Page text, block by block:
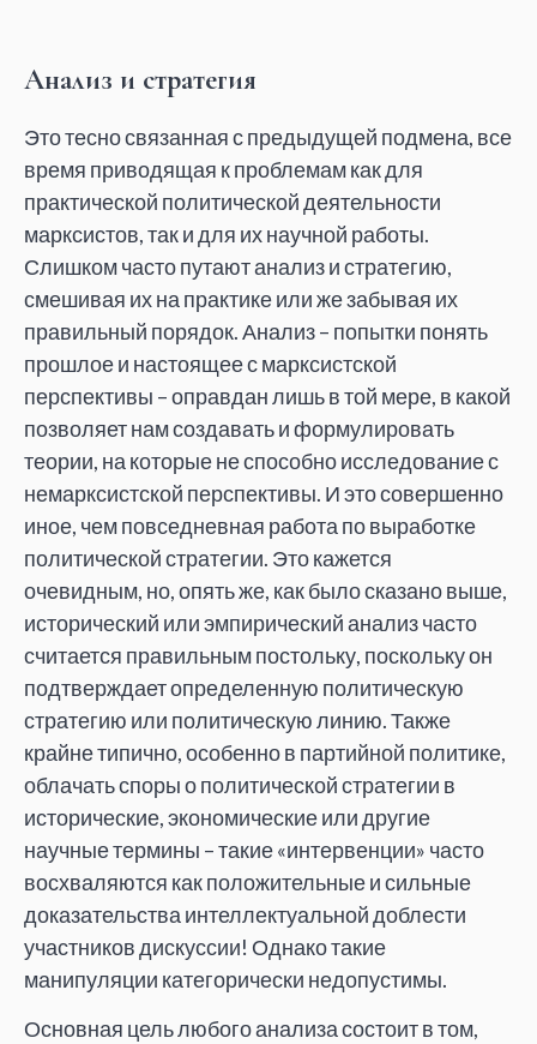
Анализ и стратегия
Это тесно связанная с предыдущей подмена, все
время приводящая к проблемам как для
практической политической деятельности
марксистов, так и для их научной работы.
Слишком часто путают анализ и стратегию,
смешивая их на практике или же забывая их
правильный порядок. Анализ – попытки понять
прошлое и настоящее с марксистской
перспективы – оправдан лишь в той мере, в какой
позволяет нам создавать и формулировать
теории, на которые не способно исследование с
немарксистской перспективы. И это совершенно
иное, чем повседневная работа по выработке
политической стратегии. Это кажется
очевидным, но, опять же, как было сказано выше,
исторический или эмпирический анализ часто
считается правильным постольку, поскольку он
подтверждает определенную политическую
стратегию или политическую линию. Также
крайне типично, особенно в партийной политике,
облачать споры о политической стратегии в
исторические, экономические или другие
научные термины – такие «интервенции» часто
восхваляются как положительные и сильные
доказательства интеллектуальной доблести
участников дискуссии! Однако такие
манипуляции категорически недопустимы.
Основная цель любого анализа состоит в том,